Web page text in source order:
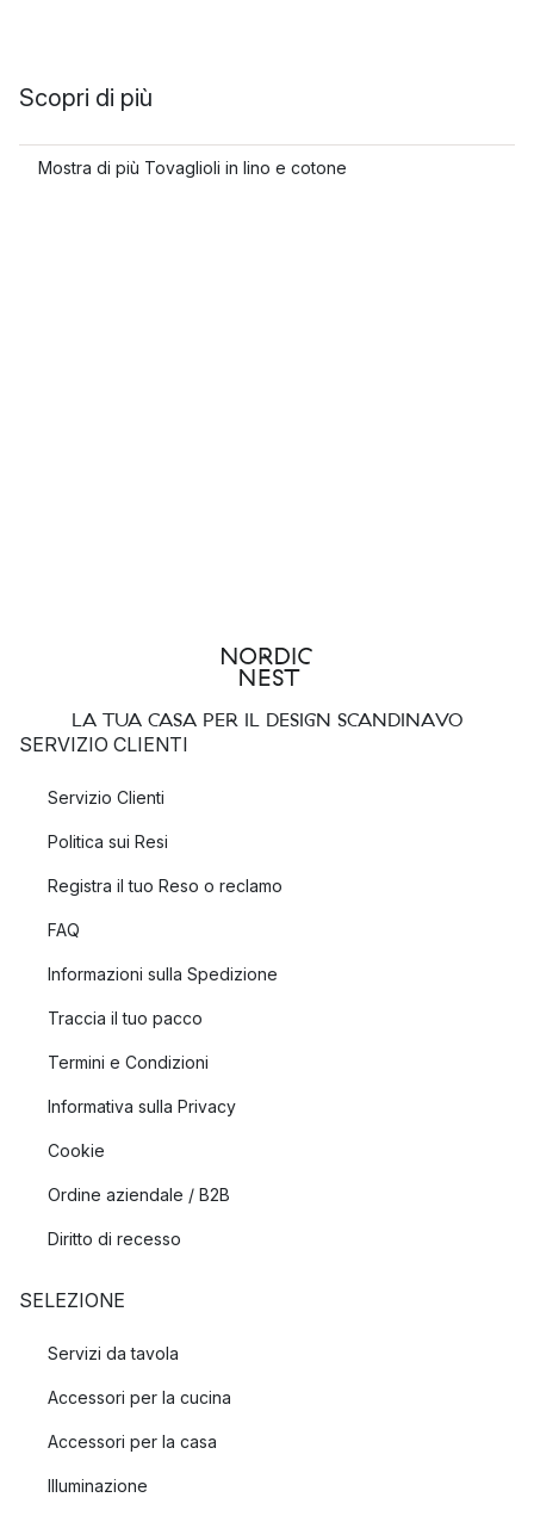
Scopri di più
Mostra di più Tovaglioli in lino e cotone
LA TUA CASA PER IL DESIGN SCANDINAVO
SERVIZIO CLIENTI
Servizio Clienti
Politica sui Resi
Registra il tuo Reso o reclamo
FAQ
Informazioni sulla Spedizione
Traccia il tuo pacco
Termini e Condizioni
Informativa sulla Privacy
Cookie
Ordine aziendale / B2B
Diritto di recesso
SELEZIONE
Servizi da tavola
Accessori per la cucina
Accessori per la casa
Illuminazione